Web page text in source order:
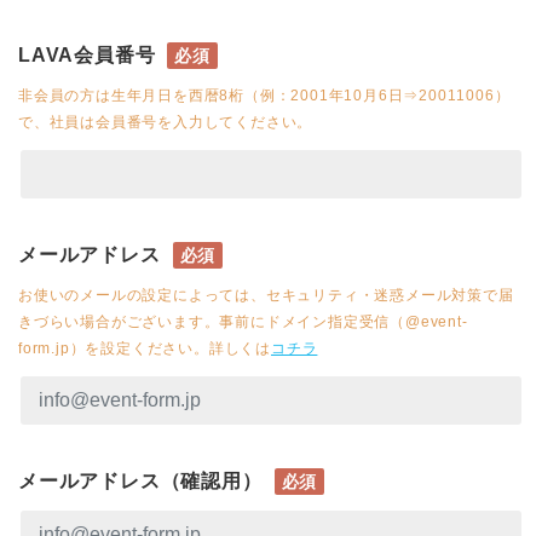
LAVA会員番号 必須
非会員の方は生年月日を西暦8桁（例：2001年10月6日⇒20011006）
で、社員は会員番号を入力してください。
メールアドレス 必須
お使いのメールの設定によっては、セキュリティ・迷惑メール対策で届
きづらい場合がございます。事前にドメイン指定受信（@event-
form.jp）を設定ください。詳しくは コチラ
メールアドレス（確認用） 必須